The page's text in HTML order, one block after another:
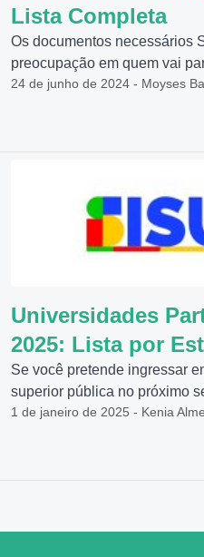
Lista Completa
Os documentos necessários
preocupação em quem vai
24 de junho de 2024 - Moyses
Universidades
2025: Lista por
Se você pretende ingressar
superior pública no próximo
1 de janeiro de 2025 - Kenia